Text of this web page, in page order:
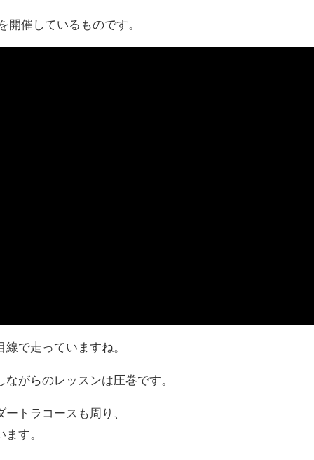
開催しているものです。
で走っていますね。
がらのレッスンは圧巻です。
トラコースも周り、
す。